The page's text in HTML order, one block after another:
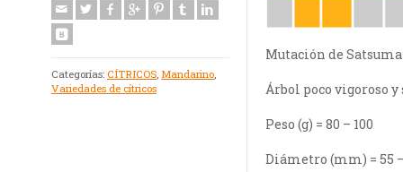
Categorías: CÍTRICOS Mandarino
Variedades de cítricos
Mutación de
Árbol poco vigoroso
Peso (g) = 80 – 100
Diámetro (mm) = 55